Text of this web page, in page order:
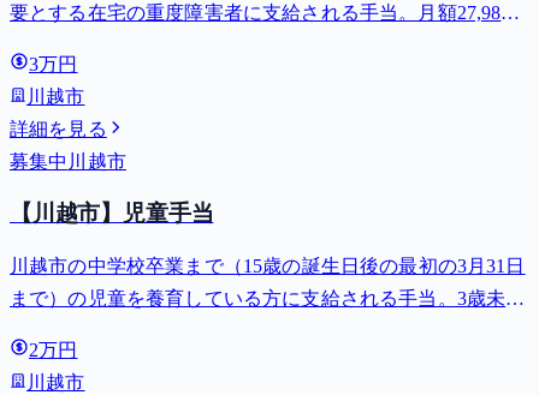
要とする在宅の重度障害者に支給される手当。月額27,980
3万円
川越市
詳細を見る
募集中 川越市
【川越市】児童手当
川越市の中学校卒業まで（15歳の誕生日後の最初の3月31日
まで）の児童を養育している方に支給される手当。3歳未満
子以降は15,000円）、中学生は月額10,000円。
2万円
川越市